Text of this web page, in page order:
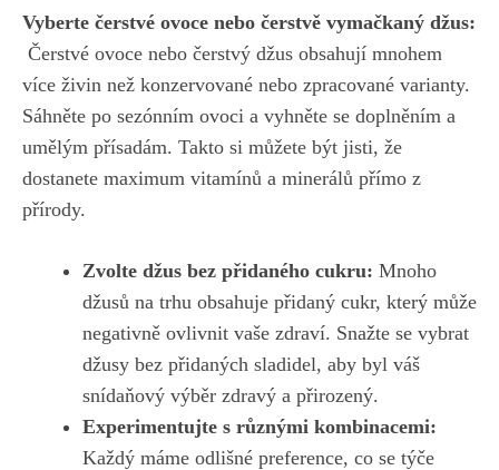
Vyberte čerstvé ‌ovoce nebo čerstvě vymačkaný džus:
⁤ Čerstvé ovoce nebo čerstvý džus ‍obsahují mnohem​
více živin než konzervované ‌nebo zpracované varianty.
Sáhněte po sezónním ovoci‍ a vyhněte se doplněním a
umělým‍ přísadám. Takto si můžete být jisti, že⁣
dostanete maximum vitamínů​ a minerálů přímo‌ z
přírody.
Zvolte džus ‍bez přidaného cukru: ​Mnoho
džusů na trhu obsahuje​ přidaný ‍cukr, který ‌může
⁤negativně ovlivnit vaše zdraví. Snažte se vybrat
džusy bez přidaných sladidel, aby ​byl⁤ váš
snídaňový výběr zdravý‍ a přirozený.
Experimentujte s ‌různými kombinacemi:
Každý máme odlišné preference, co se týče